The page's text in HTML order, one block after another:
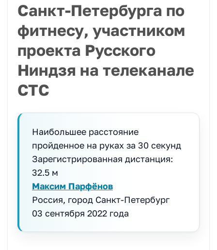
Санкт-Петербурга по
фитнесу, участником
проекта Русского
Ниндзя на телеканале
СТС
Наибольшее расстояние
пройденное на руках за 30 секунд
Зарегистрированная дистанция:
32.5 м
Максим Парфёнов
Россия, город Санкт-Петербург
03 сентября 2022 года